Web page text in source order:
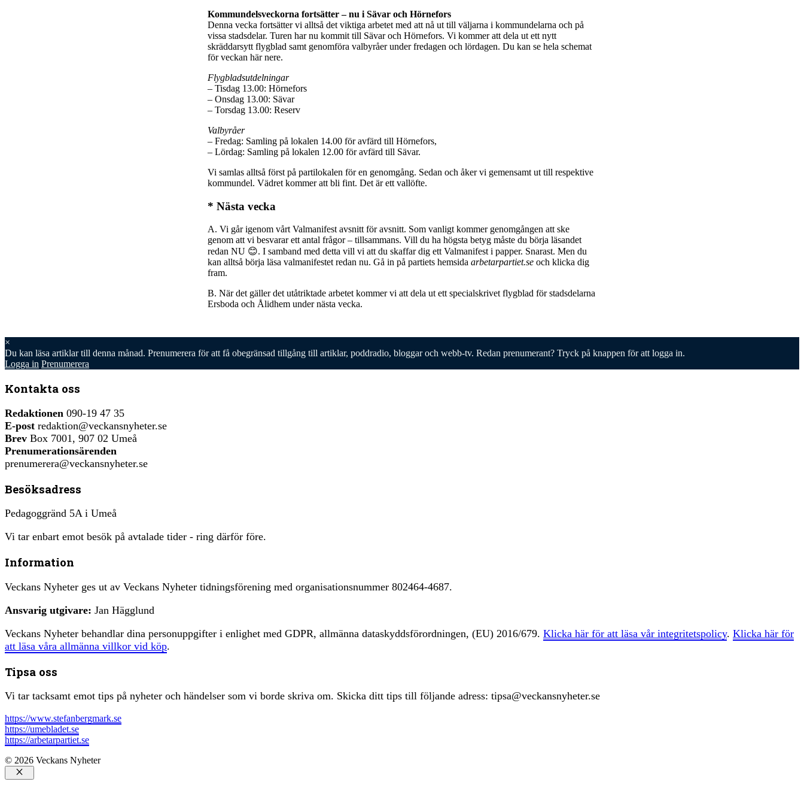
Kommundelsveckorna fortsätter – nu i Sävar och Hörnefors
Denna vecka fortsätter vi alltså det viktiga arbetet med att nå ut till väljarna i kommundelarna och på
vissa stadsdelar. Turen har nu kommit till Sävar och Hörnefors. Vi kommer att dela ut ett nytt
skräddarsytt flygblad samt genomföra valbyråer under fredagen och lördagen. Du kan se hela schemat
för veckan här nere.
Flygbladsutdelningar
– Tisdag 13.00: Hörnefors
– Onsdag 13.00: Sävar
– Torsdag 13.00: Reserv
Valbyråer
– Fredag: Samling på lokalen 14.00 för avfärd till Hörnefors,
– Lördag: Samling på lokalen 12.00 för avfärd till Sävar.
Vi samlas alltså först på partilokalen för en genomgång. Sedan och åker vi gemensamt ut till respektive
kommundel. Vädret kommer att bli fint. Det är ett vallöfte.
* Nästa vecka
A. Vi går igenom vårt Valmanifest avsnitt för avsnitt. Som vanligt kommer genomgången att ske
genom att vi besvarar ett antal frågor – tillsammans. Vill du ha högsta betyg måste du börja läsandet
redan NU 😊. I samband med detta vill vi att du skaffar dig ett Valmanifest i papper. Snarast. Men du
kan alltså börja läsa valmanifestet redan nu. Gå in på partiets hemsida arbetarpartiet.se och klicka dig
fram.
B. När det gäller det utåtriktade arbetet kommer vi att dela ut ett specialskrivet flygblad för stadsdelarna
Ersboda och Ålidhem under nästa vecka.
×
Du kan läsa artiklar till denna månad. Prenumerera för att få obegränsad tillgång till artiklar, poddradio, bloggar och webb-tv. Redan prenumerant? Tryck på knappen för att logga in.
Logga in Prenumerera
Kontakta oss
Redaktionen 090-19 47 35
E-post redaktion@veckansnyheter.se
Brev Box 7001, 907 02 Umeå
Prenumerationsärenden
prenumerera@veckansnyheter.se
Besöksadress
Pedagoggränd 5A i Umeå
Vi tar enbart emot besök på avtalade tider - ring därför före.
Information
Veckans Nyheter ges ut av Veckans Nyheter tidningsförening med organisationsnummer 802464-4687.
Ansvarig utgivare: Jan Hägglund
Veckans Nyheter behandlar dina personuppgifter i enlighet med GDPR, allmänna dataskyddsförordningen, (EU) 2016/679. Klicka här för att läsa vår integritetspolicy. Klicka här för
att läsa våra allmänna villkor vid köp.
Tipsa oss
Vi tar tacksamt emot tips på nyheter och händelser som vi borde skriva om. Skicka ditt tips till följande adress: tipsa@veckansnyheter.se
https://www.stefanbergmark.se
https://umebladet.se
https://arbetarpartiet.se
© 2026 Veckans Nyheter
Stäng